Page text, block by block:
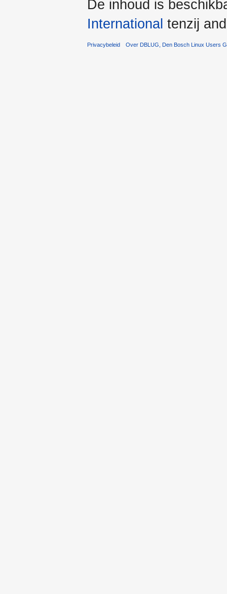
De inhoud is
International tenzij
Privacybeleid Over DBLUG, Den Bosch Linux Users